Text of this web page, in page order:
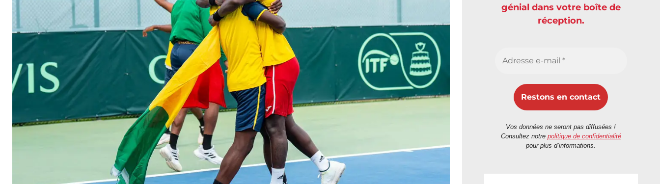
génial dans votre boîte de
réception.
Vos données ne seront pas diffusées !
Consultez notre politique de confidentialité
pour plus d’informations.